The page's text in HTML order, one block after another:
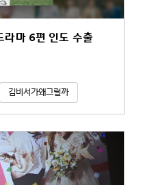
라마 6편 인도 수출
김비서가왜그럴까